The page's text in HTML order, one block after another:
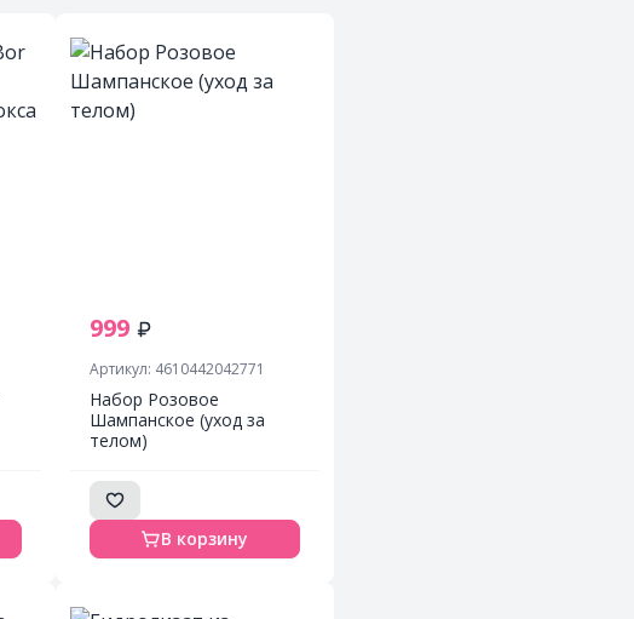
999
Артикул: 4610442042771
Набор Розовое
Шампанское (уход за
телом)
В корзину